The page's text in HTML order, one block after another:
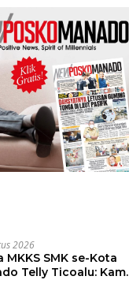
2026
MKKS SMK se-Kota
Telly Ticoalu: Kami